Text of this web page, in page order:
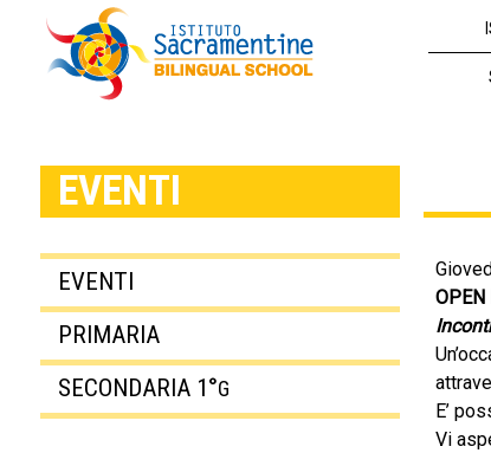
EVENTI
EVENTI
PRIMARIA
SECONDARIA 1°G
OPEN
E’
Vi